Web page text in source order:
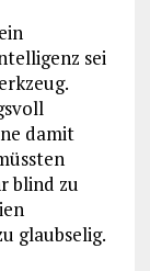
sei
damit
blind zu
glaubselig.